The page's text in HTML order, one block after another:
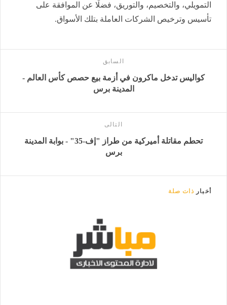
التمويلي، والتخصيم، والتوريق، فضلًا عن الموافقة على
تأسيس وترخيص الشركات العاملة بتلك الأسواق.
السابق
كواليس تدخل ماكرون في أزمة بيع حصص كأس العالم -
المدينة برس
التالى
تحطم مقاتلة أميركية من طراز "إف-35" - بوابة المدينة
برس
أخبار ذات صلة